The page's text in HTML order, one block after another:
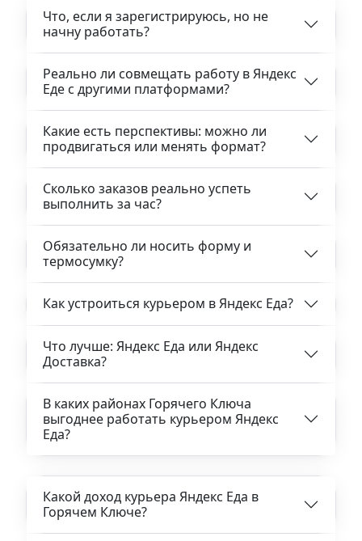
Что, если я зарегистрируюсь, но не
начну работать?
Реально ли совмещать работу в Яндекс
Еде с другими платформами?
Какие есть перспективы: можно ли
продвигаться или менять формат?
Сколько заказов реально успеть
выполнить за час?
Обязательно ли носить форму и
термосумку?
Как устроиться курьером в Яндекс Еда?
Что лучше: Яндекс Еда или Яндекс
Доставка?
В каких районах Горячего Ключа
выгоднее работать курьером Яндекс
Еда?
Какой доход курьера Яндекс Еда в
Горячем Ключе?